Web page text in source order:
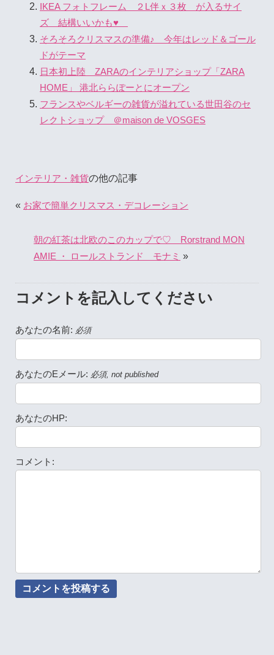
IKEA フォトフレーム ２L伴ｘ３枚 が入るサイ
ズ 結構いいかも♥
そろそろクリスマスの準備♪ 今年はレッド＆ゴール
ドがテーマ
日本初上陸 ZARAのインテリアショップ「ZARA
HOME」 港北ららぽーとにオープン
フランスやベルギーの雑貨が溢れている世田谷のセ
レクトショップ ＠maison de VOSGES
インテリア・雑貨の他の記事
« お家で簡単クリスマス・デコレーション
朝の紅茶は北欧のこのカップで♡ Rorstrand MON
AMIE ・ ロールストランド モナミ »
コメントを記入してください
あなたの名前: 必須
あなたのEメール: 必須, not published
あなたのHP:
コメント: